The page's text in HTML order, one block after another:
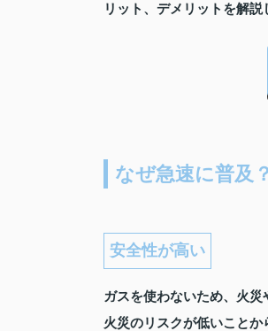
リット、デメリットを解説
なぜ急速に普及
安全性が高い
ガスを使わないため、火災
火災のリスクが低いことか